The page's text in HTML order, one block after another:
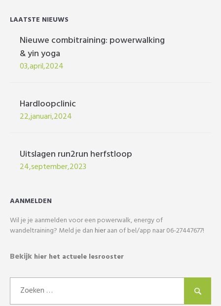
LAATSTE NIEUWS
Nieuwe combitraining: powerwalking
& yin yoga
03,april,2024
Hardloopclinic
22,januari,2024
Uitslagen run2run herfstloop
24,september,2023
AANMELDEN
Wil je je aanmelden voor een powerwalk, energy of
wandeltraining? Meld je dan hieraan of bel/app naar 06-27447677!
Bekijk hier het actuele lesrooster
naar: